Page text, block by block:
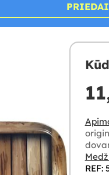
PRIEDAI
REF: